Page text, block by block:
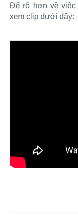
Để rõ hơn về việc
xem clip dưới đây: